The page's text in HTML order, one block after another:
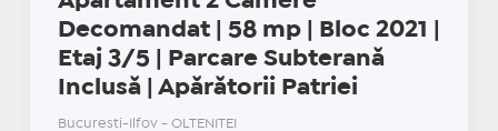
Decomandat | 58 mp | Bloc 2021 |
Etaj 3/5 | Parcare Subterană
Inclusă | Apărătorii Patriei
Bucuresti-Ilfov - OLTENITEI